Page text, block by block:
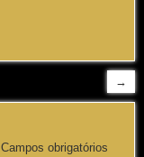
→
Campos obrigatórios